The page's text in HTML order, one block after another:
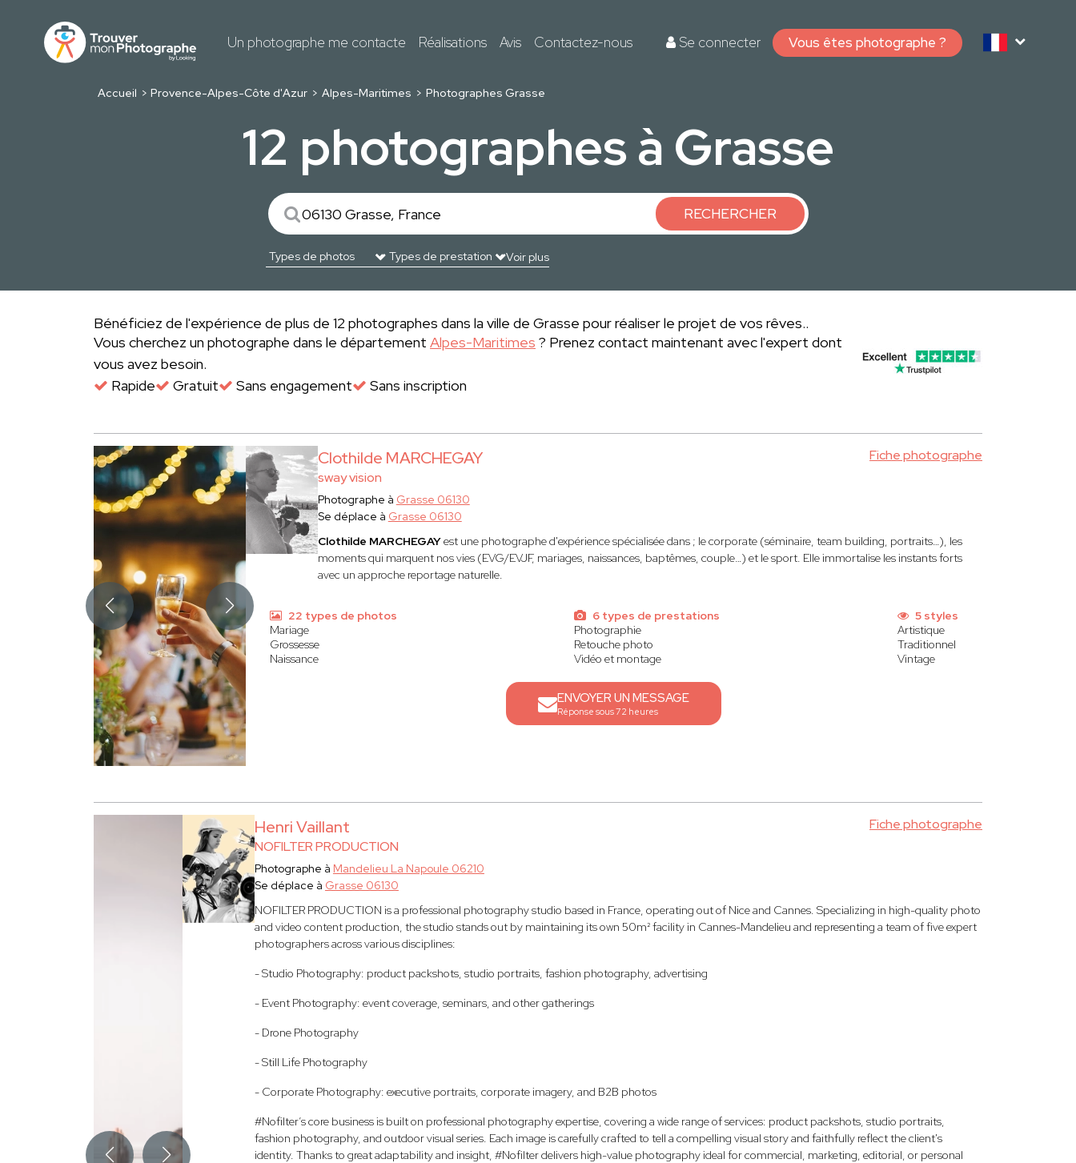
Un photographe me contacte Réalisations Avis Contactez-nous Se connecter Vous êtes photographe ?
Accueil Provence-Alpes-Côte d'Azur Alpes-Maritimes Photographes Grasse
12 photographes à Grasse
RECHERCHER
Voir plus
Bénéficiez de l'expérience de plus de 12 photographes dans la ville de Grasse pour réaliser le projet de vos rêves..
Vous cherchez un photographe dans le département Alpes-Maritimes ? Prenez contact maintenant avec l'expert dont
vous avez besoin.
Rapide
Gratuit Sans engagement Sans inscription
Clothilde MARCHEGAY
sway vision
Fiche photographe
Photographe à Grasse 06130
Se déplace à Grasse 06130
Clothilde MARCHEGAYest une photographe d'expérience spécialisée dans ; le corporate (séminaire, team building, portraits…), les
moments qui marquent nos vies (EVG/EVJF, mariages, naissances, baptêmes, couple…) et le sport. Elle immortalise les instants forts
avec un approche reportage naturelle.
22 types de photos
Mariage
Grossesse
Naissance
6 types de prestations
Photographie
Retouche photo
Vidéo et montage
5 styles
Artistique
Traditionnel
Vintage
ENVOYER UN MESSAGE
Réponse sous 72 heures
Henri Vaillant
NOFILTER PRODUCTION
Fiche photographe
Photographe à Mandelieu La Napoule 06210
Se déplace à Grasse 06130
NOFILTER PRODUCTION is a professional photography studio based in France, operating out of Nice and Cannes. Specializing in high-quality photo
and video content production, the studio stands out by maintaining its own 50m² facility in Cannes-Mandelieu and representing a team of five expert
photographers across various disciplines:
- Studio Photography: product packshots, studio portraits, fashion photography, advertising
- Event Photography: event coverage, seminars, and other gatherings
- Drone Photography
- Still Life Photography
- Corporate Photography: executive portraits, corporate imagery, and B2B photos
#Nofilter’s core business is built on professional photography expertise, covering a wide range of services: product packshots, studio portraits,
fashion photography, and outdoor visual series. Each image is carefully crafted to tell a compelling visual story and faithfully reflect the client's
identity. Thanks to great adaptability and insight, #Nofilter delivers high-value photography ideal for commercial, marketing, editorial, or personal